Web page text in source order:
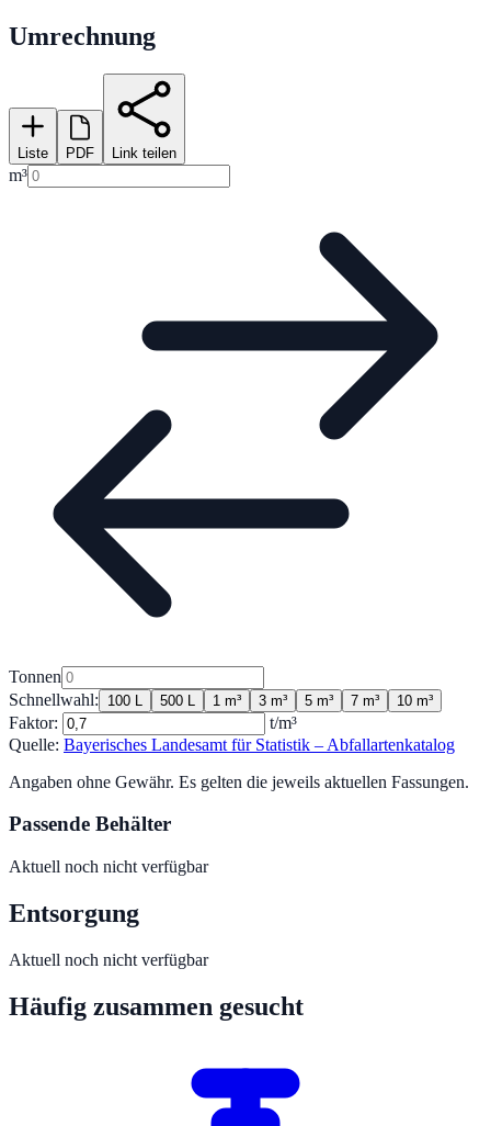
Umrechnung
Liste PDF Link teilen
m³
Tonnen
Schnellwahl:
100 L 500 L 1 m³ 3 m³ 5 m³ 7 m³ 10 m³
Faktor:
t/m³
Quelle: Bayerisches Landesamt für Statistik – Abfallartenkatalog
Angaben ohne Gewähr. Es gelten die jeweils aktuellen Fassungen.
Passende Behälter
Aktuell noch nicht verfügbar
Entsorgung
Aktuell noch nicht verfügbar
Häufig zusammen gesucht